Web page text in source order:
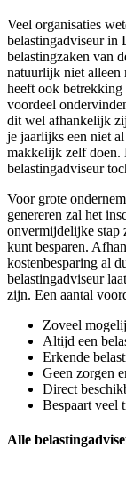
Veel organisaties
belastingadviseur in
belastingzaken van
natuurlijk niet alleen
heeft ook betrekking
voordeel
dit wel afhankelijk
je jaarlijks een niet
makkelijk zelf doen.
belastingadviseur
Voor grote
genereren zal het
onvermijdelijke stap
kunt besparen.
kostenbesparing al
belastingadviseur
zijn. Een aantal
Zoveel
Altijd een
Erkende
Geen zorgen
Direct
Bespaart veel
Alle